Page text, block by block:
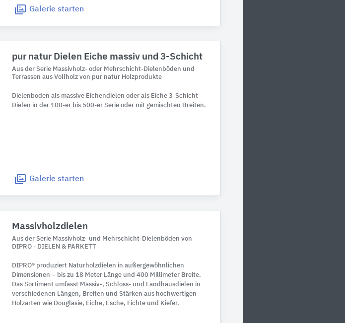
Galerie starten
pur natur Dielen Eiche massiv und 3-Schicht
Aus der Serie Massivholz- oder Mehrschicht-Dielenböden und
Terrassen aus Vollholz von pur natur Holzprodukte
Dielenboden als massive Eichendielen oder als Eiche 3-Schicht-
Dielen in der 100-er bis 500-er Serie oder mit gemischten Breiten.
Galerie starten
Massivholzdielen
Aus der Serie Massivholz- und Mehrschicht-Dielenböden von
DIPRO - DIELEN & PARKETT
DIPRO® produziert Naturholzdielen in außergewöhnlichen
Dimensionen – bis zu 18 Meter Länge und 400 Millimeter Breite.
Das Sortiment umfasst Massiv-, Schloss- und Landhausdielen in
verschiedenen Längen, Breiten und Stärken aus hochwertigen
Holzarten wie Douglasie, Eiche, Esche, Fichte und Kiefer.